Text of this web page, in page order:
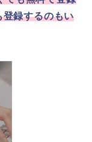
登録するのもい